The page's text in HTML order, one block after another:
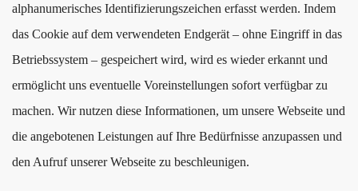
alphanumerisches Identifizierungszeichen erfasst werden. Indem
das Cookie auf dem verwendeten Endgerät – ohne Eingriff in das
Betriebssystem – gespeichert wird, wird es wieder erkannt und
ermöglicht uns eventuelle Voreinstellungen sofort verfügbar zu
machen. Wir nutzen diese Informationen, um unsere Webseite und
die angebotenen Leistungen auf Ihre Bedürfnisse anzupassen und
den Aufruf unserer Webseite zu beschleunigen.